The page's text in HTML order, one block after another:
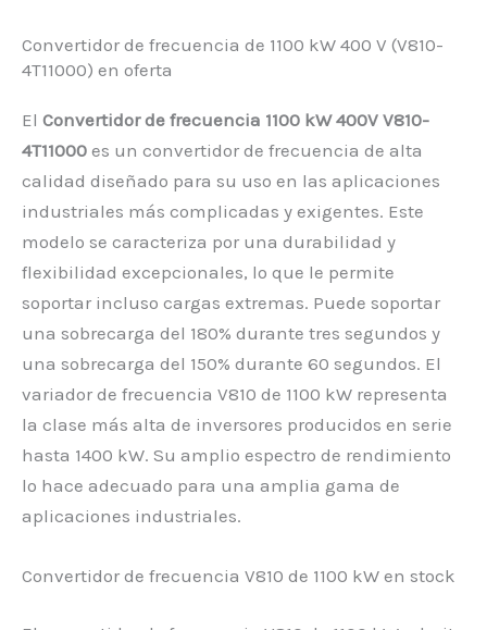
Convertidor de frecuencia de 1100 kW 400 V (V810-
4T11000) en oferta
El Convertidor de frecuencia 1100 kW 400V V810-
4T11000 es un convertidor de frecuencia de alta
calidad diseñado para su uso en las aplicaciones
industriales más complicadas y exigentes. Este
modelo se caracteriza por una durabilidad y
flexibilidad excepcionales, lo que le permite
soportar incluso cargas extremas. Puede soportar
una sobrecarga del 180% durante tres segundos y
una sobrecarga del 150% durante 60 segundos. El
variador de frecuencia V810 de 1100 kW representa
la clase más alta de inversores producidos en serie
hasta 1400 kW. Su amplio espectro de rendimiento
lo hace adecuado para una amplia gama de
aplicaciones industriales.
Convertidor de frecuencia V810 de 1100 kW en stock